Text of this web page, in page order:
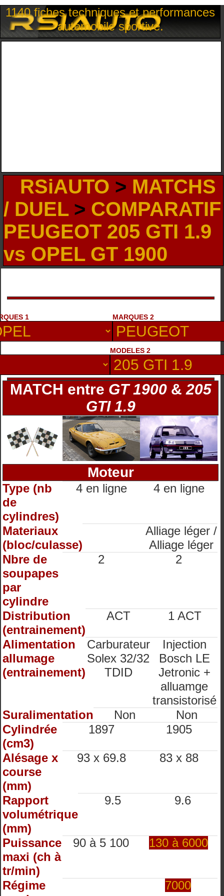
1140 fiches techniques et performances
automobile sportive.
RSiAUTO > MATCHS
/ DUEL> COMPARATIF
PEUGEOT 205 GTI 1.9
vs OPEL GT 1900
1 MARQUES 2
MODELES 2
MATCH entre GT 1900&205
GTI 1.9
Moteur
Type (nb
de
cylindres)
4 en ligne 4 en ligne
Materiaux
(bloc/culasse)
Alliage léger /
Alliage léger
Nbre de
soupapes
par
cylindre
2 2
Distribution
(entrainement)
ACT 1 ACT
Alimentation
allumage
(entrainement)
Carburateur
Solex 32/32
TDID
Injection
Bosch LE
Jetronic +
alluamge
transistorisé
Suralimentation
Non
Non
Cylindrée
(cm3)
1897 1905
Alésage x
course
(mm)
93 x 69.8 83 x 88
Rapport
volumétrique
(mm)
9.5 9.6
Puissance
maxi (ch à
tr/min)
90 à 5 100 130 à 6000
Régime
7000